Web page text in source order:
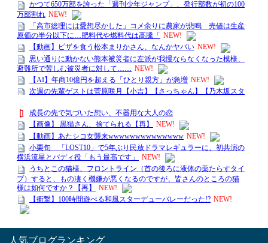
人気ブログランキング